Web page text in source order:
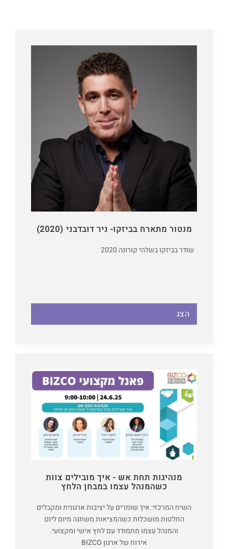
מנטור מתארח בביזקו- ניר דובדבני (2020)
שודר בביזקו בשלהי קורונה 2020
הצג
מנהיגות תחת אש - איך מובילים צוות
כשהמנהל עצמו במבחן הלחץ
השיח המרכזי: איך שומרים על יציבות ארגונית ומקבלים
החלטות מושכלות כשהמציאות משתנה מיום ליום
והמנהל עצמו מתמודד עם לחץ אישי ומקצועי.
אירוח של ארגון BIZCO